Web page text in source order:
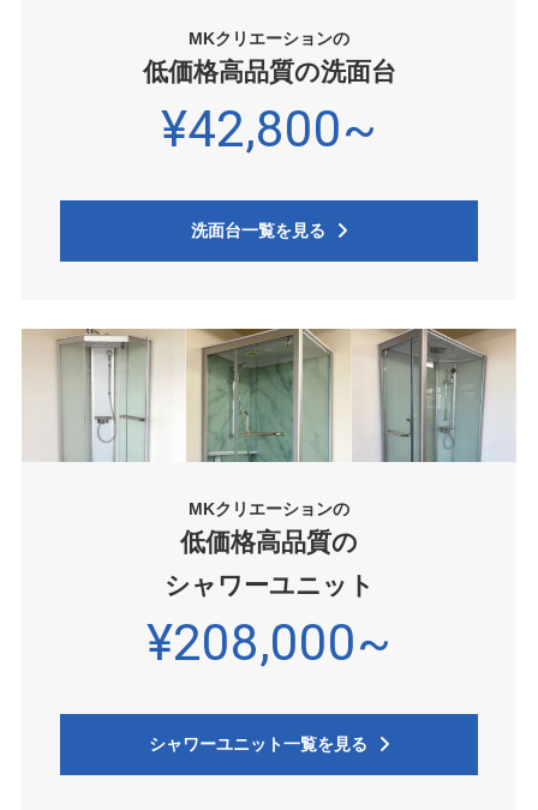
MKクリエーションの
低価格高品質の洗面台
¥42,800~
洗面台一覧を見る
MKクリエーションの
低価格高品質の
シャワーユニット
¥208,000~
シャワーユニット一覧を見る